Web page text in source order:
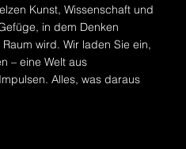
Kunst, Wissenschaft und
in dem Denken
wird. Wir laden Sie ein,
– eine Welt aus
Alles, was daraus